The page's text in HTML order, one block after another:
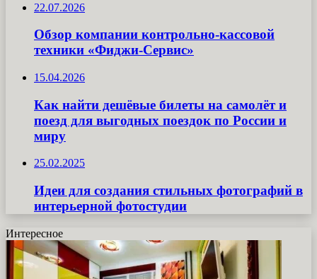
22.07.2026
Обзор компании контрольно-кассовой
техники «Фиджи-Сервис»
15.04.2026
Как найти дешёвые билеты на самолёт и
поезд для выгодных поездок по России и
миру
25.02.2025
Идеи для создания стильных фотографий в
интерьерной фотостудии
Интересное